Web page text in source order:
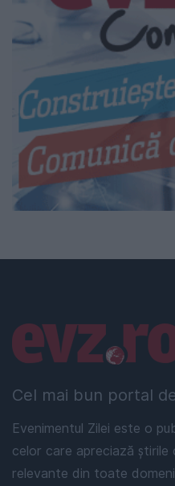
Cel mai bun portal
Evenimentul Zilei este o
celor care apreciază
relevante din toate
Linkuri utile